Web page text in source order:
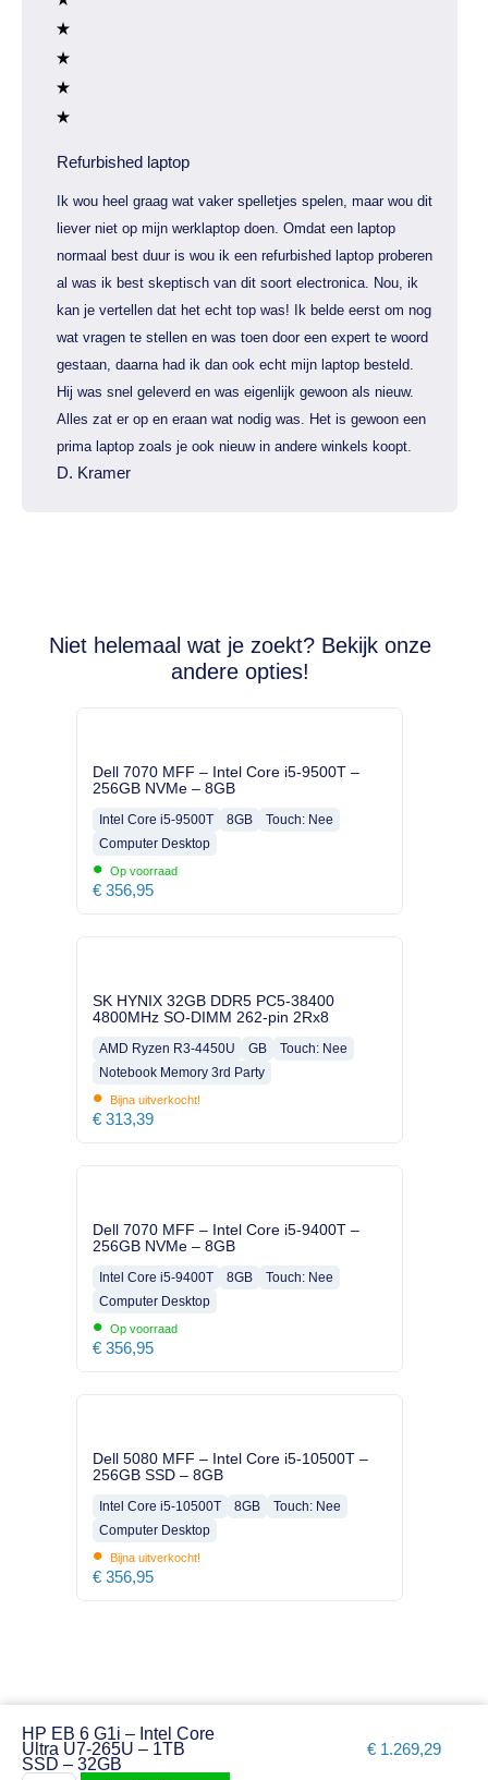
Refurbished laptop
Ik wou heel graag wat vaker spelletjes spelen, maar wou dit
liever niet op mijn werklaptop doen. Omdat een laptop
normaal best duur is wou ik een refurbished laptop proberen
al was ik best skeptisch van dit soort electronica. Nou, ik
kan je vertellen dat het echt top was! Ik belde eerst om nog
wat vragen te stellen en was toen door een expert te woord
gestaan, daarna had ik dan ook echt mijn laptop besteld.
Hij was snel geleverd en was eigenlijk gewoon als nieuw.
Alles zat er op en eraan wat nodig was. Het is gewoon een
prima laptop zoals je ook nieuw in andere winkels koopt.
D. Kramer
Niet helemaal wat je zoekt? Bekijk onze
andere opties!
Dell 7070 MFF – Intel Core i5-9500T –
256GB NVMe – 8GB
Intel Core i5-9500T 8GB
Touch: Nee
Computer Desktop
• Op voorraad
€ 356,95
SK HYNIX 32GB DDR5 PC5-38400
4800MHz SO-DIMM 262-pin 2Rx8
AMD Ryzen R3-4450U GB
Touch: Nee
Notebook Memory 3rd Party
• Bijna uitverkocht!
€ 313,39
Dell 7070 MFF – Intel Core i5-9400T –
256GB NVMe – 8GB
Intel Core i5-9400T 8GB
Touch: Nee
Computer Desktop
• Op voorraad
€ 356,95
Dell 5080 MFF – Intel Core i5-10500T –
256GB SSD – 8GB
Intel Core i5-10500T 8GB
Touch: Nee
Computer Desktop
• Bijna uitverkocht!
€ 356,95
HP EB 6 G1i – Intel Core
Ultra U7-265U – 1TB
SSD – 32GB
€ 1.269,29